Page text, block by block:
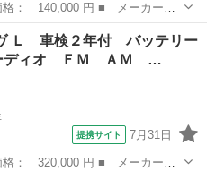
グレード名： メモリアルエ
ア枚数： 5D ■ ミッション：
Ｌ 車検２年付 バッテリー
ディオ ＦＭ ＡＭ …
提携サイト 7月31日